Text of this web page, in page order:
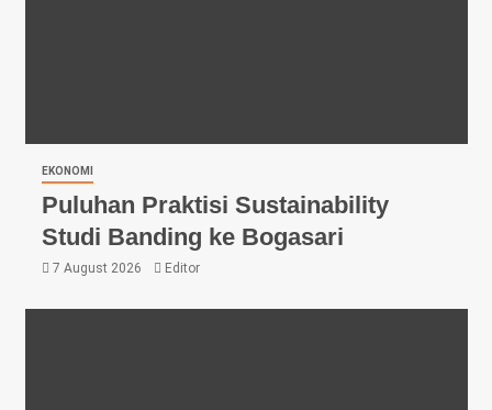
EKONOMI
Puluhan Praktisi Sustainability
Studi Banding ke Bogasari
7 August 2026 Editor